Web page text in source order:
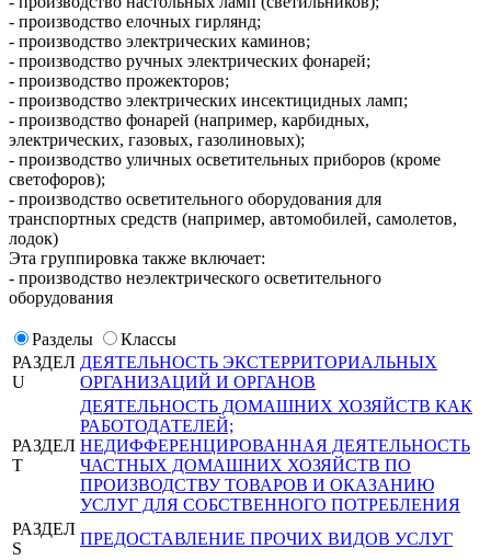
- производство елочных гирлянд;
- производство электрических каминов;
- производство ручных электрических фонарей;
- производство прожекторов;
- производство электрических инсектицидных ламп;
- производство фонарей (например, карбидных,
электрических, газовых, газолиновых);
- производство уличных осветительных приборов (кроме
светофоров);
- производство осветительного оборудования для
транспортных средств (например, автомобилей, самолетов,
лодок)
Эта группировка также включает:
- производство неэлектрического осветительного
оборудования
Разделы
Классы
РАЗДЕЛ
U
ДЕЯТЕЛЬНОСТЬ ЭКСТЕРРИТОРИАЛЬНЫХ
ОРГАНИЗАЦИЙ И ОРГАНОВ
РАЗДЕЛ
T
ДЕЯТЕЛЬНОСТЬ ДОМАШНИХ ХОЗЯЙСТВ КАК
РАБОТОДАТЕЛЕЙ;
НЕДИФФЕРЕНЦИРОВАННАЯ ДЕЯТЕЛЬНОСТЬ
ЧАСТНЫХ ДОМАШНИХ ХОЗЯЙСТВ ПО
ПРОИЗВОДСТВУ ТОВАРОВ И ОКАЗАНИЮ
УСЛУГ ДЛЯ СОБСТВЕННОГО ПОТРЕБЛЕНИЯ
РАЗДЕЛ
S
ПРЕДОСТАВЛЕНИЕ ПРОЧИХ ВИДОВ УСЛУГ